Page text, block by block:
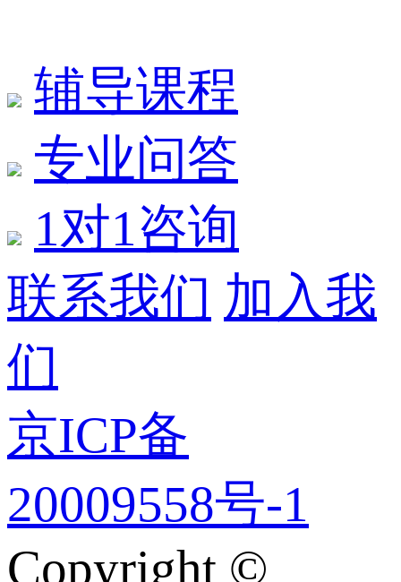
辅导课程
专业问答
1对1咨询
联系我们 加入我
们
京ICP备
20009558号-1
Copyright ©